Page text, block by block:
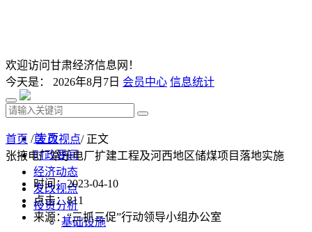
欢迎访问甘肃经济信息网！
今天是： 2026年8月7日 会员中心 信息统计
首 页
时政要闻
经济动态
发改视点
投资分析
基础设施
首页 /发改视点/ 正文
张掖电厂常乐电厂扩建工程及河西地区储煤项目落地实施
时间：2023-04-10
点击：811
来源：“三抓三促”行动领导小组办公室